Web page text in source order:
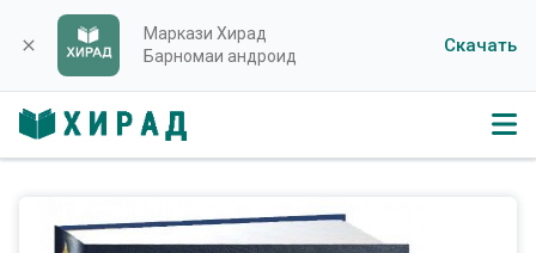
close
Маркази Хирад
Барномаи андроид
Скачать